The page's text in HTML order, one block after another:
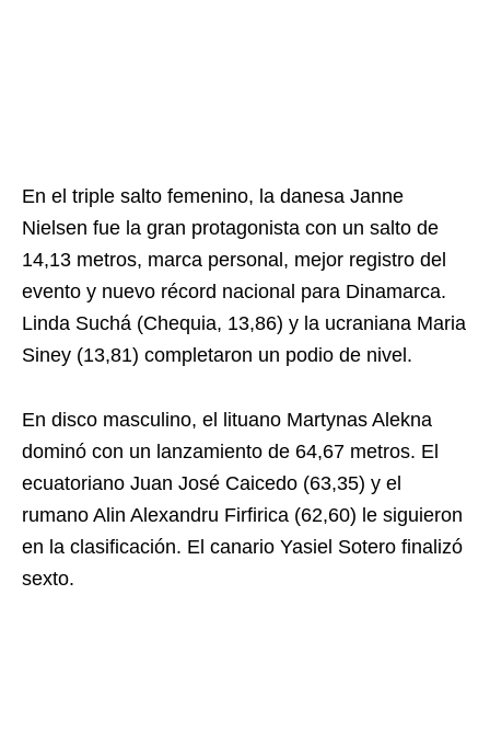
En el triple salto femenino, la danesa Janne
Nielsen fue la gran protagonista con un salto de
14,13 metros, marca personal, mejor registro del
evento y nuevo récord nacional para Dinamarca.
Linda Suchá (Chequia, 13,86) y la ucraniana Maria
Siney (13,81) completaron un podio de nivel.
En disco masculino, el lituano Martynas Alekna
dominó con un lanzamiento de 64,67 metros. El
ecuatoriano Juan José Caicedo (63,35) y el
rumano Alin Alexandru Firfirica (62,60) le siguieron
en la clasificación. El canario Yasiel Sotero finalizó
sexto.